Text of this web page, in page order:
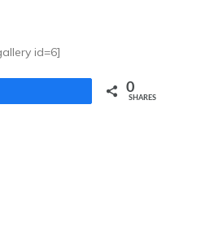
id=6]
0
SHARES